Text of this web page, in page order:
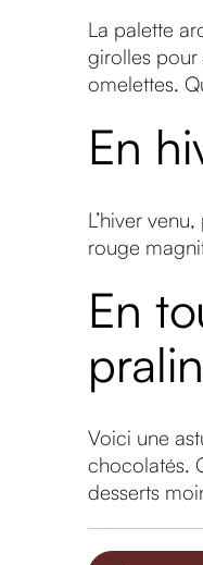
La palette
girolles pour
omelettes.
En
L’hiver
rouge
En
Voici une
chocolatés.
desserts